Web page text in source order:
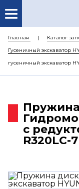
Главная Каталог
Гусеничный экскаватор
гусеничный экскаватор
с
R320LC-